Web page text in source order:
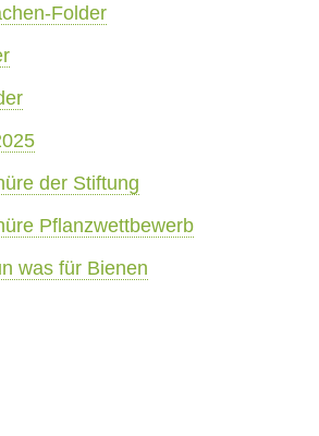
Folder
der Stiftung
Pflanzwettbewerb
was für Bienen